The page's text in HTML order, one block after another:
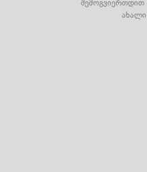
შემოგვიერთდით
ახალი